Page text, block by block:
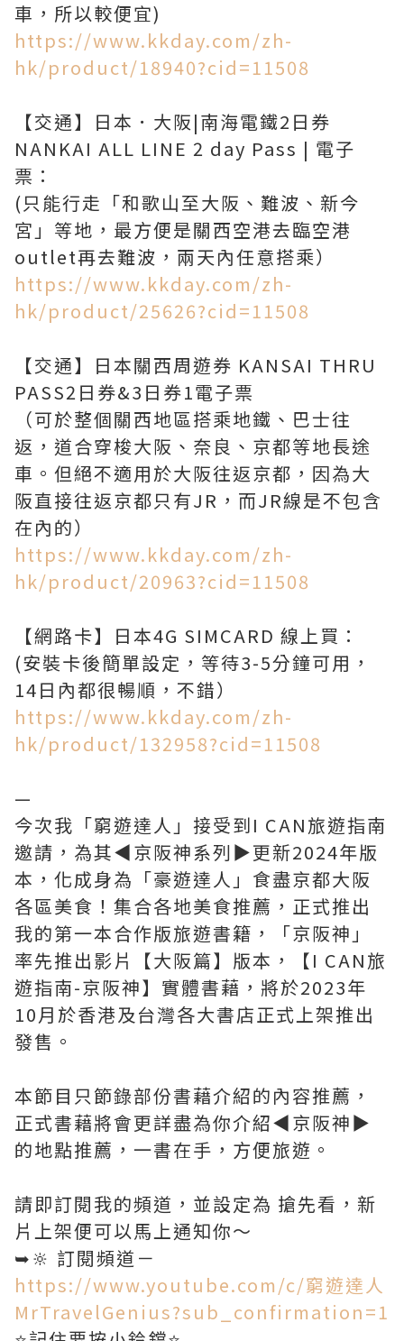
https://www.kkday.com/zh-
hk/product/18940?cid=11508
【交通】日本．大阪|南海電鐵2日券
NANKAI ALL LINE 2 day Pass | 電子
票：
(只能行走「和歌山至大阪、難波、新今
宮」等地，最方便是關西空港去臨空港
https://www.kkday.com/zh-
hk/product/25626?cid=11508
【交通】日本關西周遊券 KANSAI THRU
PASS2日券&3日券1電子票
（可於整個關西地區搭乘地鐵、巴士往
返，道合穿梭大阪、奈良、京都等地長途
車。但絕不適用於大阪往返京都，因為大
阪直接往返京都只有JR，而JR線是不包含
https://www.kkday.com/zh-
hk/product/20963?cid=11508
【網路卡】日本4G SIMCARD 線上買：
(安裝卡後簡單設定，等待3-5分鐘可用，
https://www.kkday.com/zh-
hk/product/132958?cid=11508
—
今次我「窮遊達人」接受到I CAN旅遊指南
邀請，為其◀︎京阪神系列▶︎更新2024年版
本，化成身為「豪遊達人」食盡京都大阪
各區美食！集合各地美食推薦，正式推出
我的第一本合作版旅遊書籍，「京阪神」
率先推出影片【大阪篇】版本，【I CAN旅
遊指南-京阪神】實體書藉，將於2023年
10月於香港及台灣各大書店正式上架推出
發售。
本節目只節錄部份書藉介紹的內容推薦，
正式書藉將會更詳盡為你介紹◀︎京阪神▶︎
的地點推薦，一書在手，方便旅遊。
請即訂閱我的頻道，並設定為 搶先看，新
片上架便可以馬上通知你～
➥🔆 訂閱頻道－
https://www.youtube.com/c/窮遊達人
MrTravelGenius?sub_confirmation=1